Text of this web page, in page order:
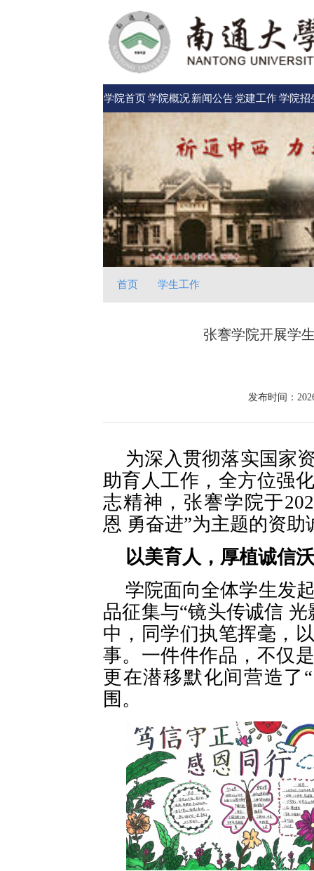
学院首页学院概况 新闻公告党建工作学院招
首页 学生工作
张謇学院开展学
发布时间：
为深入贯彻落实国家
助育人工作，全方位强
志精神，张謇学院于
恩 勇奋进”为主题的资助
以美育人，厚植诚信
学院面向全体学生发
品征集与“镜头传诚信
中，同学们执笔挥毫，
事。一件件作品，不仅
更在潜移默化间营造了
围。